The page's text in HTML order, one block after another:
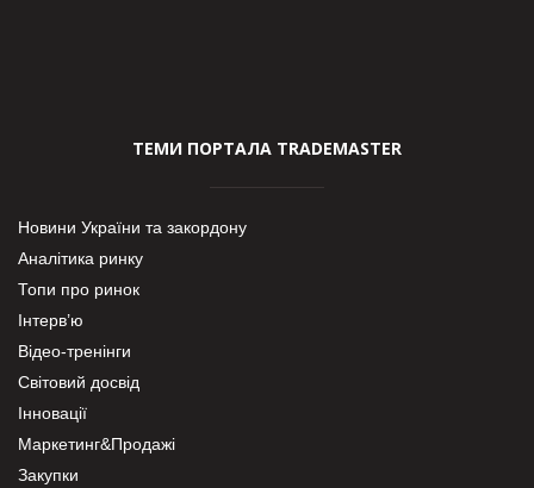
ТЕМИ ПОРТАЛА TRADEMASTER
Новини України та закордону
Аналітика ринку
Топи про ринок
Інтерв’ю
Відео-тренінги
Світовий досвід
Інновації
Маркетинг&Продажі
Закупки